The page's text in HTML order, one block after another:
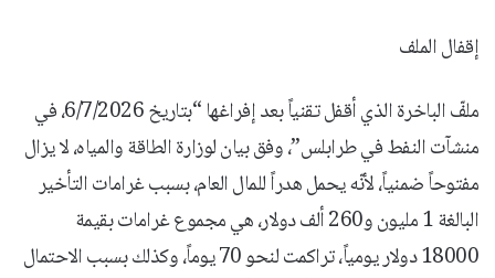
إقفال الملف
ملفّ الباخرة الذي أقفل تقنياً بعد إفراغها “بتاريخ 6/7/2026، في
منشآت النفط في طرابلس”، وفق بيان لوزارة الطاقة والمياه، لا يزال
مفتوحاً ضمنياً، لأنّه يحمل هدراً للمال العام، بسبب غرامات التأخير
البالغة 1 مليون و260 ألف دولار، هي مجموع غرامات بقيمة
18000 دولار يومياً، تراكمت لنحو 70 يوماً، وكذلك بسبب الاحتمال